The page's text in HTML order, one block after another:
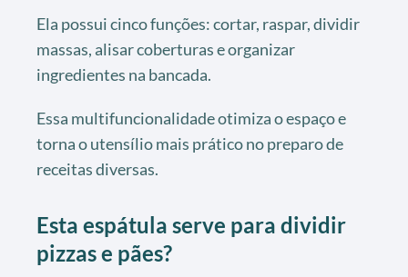
Ela possui cinco funções: cortar, raspar, dividir
massas, alisar coberturas e organizar
ingredientes na bancada.
Essa multifuncionalidade otimiza o espaço e
torna o utensílio mais prático no preparo de
receitas diversas.
Esta espátula serve para dividir
pizzas e pães?